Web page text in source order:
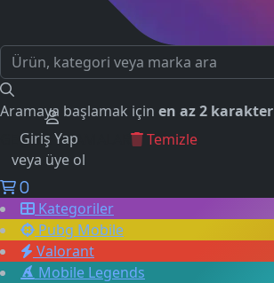
Aramaya başlamak için en az 2 karakter
GEÇMİŞ ARAMALAR
Temizle
Giriş Yap
veya üye ol
0
Kategoriler
Pubg Mobile
Valorant
Mobile Legends